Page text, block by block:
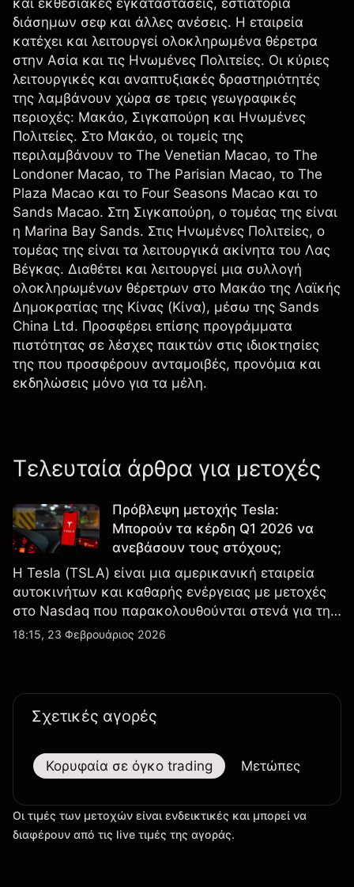
και εκθεσιακές εγκαταστάσεις, εστιατόρια
διάσημων σεφ και άλλες ανέσεις. Η εταιρεία
κατέχει και λειτουργεί ολοκληρωμένα θέρετρα
στην Ασία και τις Ηνωμένες Πολιτείες. Οι κύριες
λειτουργικές και αναπτυξιακές δραστηριότητές
της λαμβάνουν χώρα σε τρεις γεωγραφικές
περιοχές: Μακάο, Σιγκαπούρη και Ηνωμένες
Πολιτείες. Στο Μακάο, οι τομείς της
περιλαμβάνουν το The Venetian Macao, το The
Londoner Macao, το The Parisian Macao, το The
Plaza Macao και το Four Seasons Macao και το
Sands Macao. Στη Σιγκαπούρη, ο τομέας της είναι
η Marina Bay Sands. Στις Ηνωμένες Πολιτείες, ο
τομέας της είναι τα λειτουργικά ακίνητα του Λας
Βέγκας. Διαθέτει και λειτουργεί μια συλλογή
ολοκληρωμένων θέρετρων στο Μακάο της Λαϊκής
Δημοκρατίας της Κίνας (Κίνα), μέσω της Sands
China Ltd. Προσφέρει επίσης προγράμματα
πιστότητας σε λέσχες παικτών στις ιδιοκτησίες
της που προσφέρουν ανταμοιβές, προνόμια και
εκδηλώσεις μόνο για τα μέλη.
Τελευταία άρθρα για μετοχές
Πρόβλεψη μετοχής Tesla:
Μπορούν τα κέρδη Q1 2026 να
ανεβάσουν τους στόχους;
Η Tesla (TSLA) είναι μια αμερικανική εταιρεία
αυτοκινήτων και καθαρής ενέργειας με μετοχές
στο Nasdaq που παρακολουθούνται στενά για την
απόδοση κερδών, τα δεδομένα παραδόσεων και
18:15, 23 Φεβρουάριος 2026
Σχετικές αγορές
Κορυφαία σε όγκο trading Μετώπες
Οι τιμές των μετοχών είναι ενδεικτικές και μπορεί να
διαφέρουν από τις live τιμές της αγοράς.